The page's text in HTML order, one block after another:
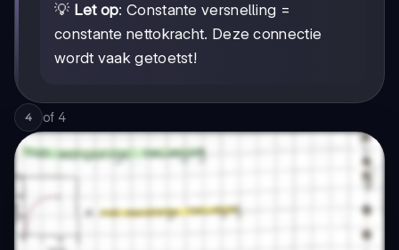
💡 Let op: Constante versnelling =
constante nettokracht. Deze connectie
wordt vaak getoetst!
4 of 4